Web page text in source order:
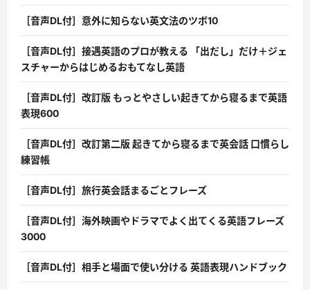
［音声DL付］意外に知らない英文法のツボ10
［音声DL付］接遇英語のプロが教える 「出だし」だけ＋ジェ
スチャーからはじめるおもてなし英語
［音声DL付］改訂版 もっとやさしい起きてから寝るまで英語
表現600
［音声DL付］改訂第二版 起きてから寝るまで英会話 口慣らし
練習帳
［音声DL付］旅行英会話まるごとフレーズ
［音声DL付］海外映画やドラマでよく出てくる英語フレーズ
3000
［音声DL付］相手と場面で使い分ける 英語表現ハンドブック